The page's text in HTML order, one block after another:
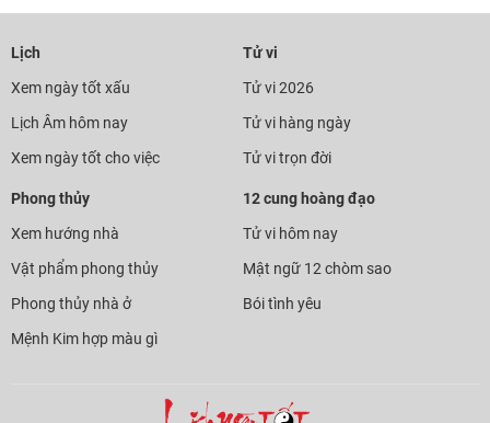
Lịch
Xem ngày tốt xấu
Lịch Âm hôm nay
Xem ngày tốt cho việc
Tử vi
Tử vi 2026
Tử vi hàng ngày
Tử vi trọn đời
Phong thủy
Xem hướng nhà
Vật phẩm phong thủy
Phong thủy nhà ở
Mệnh Kim hợp màu gì
12 cung hoàng đạo
Tử vi hôm nay
Mật ngữ 12 chòm sao
Bói tình yêu